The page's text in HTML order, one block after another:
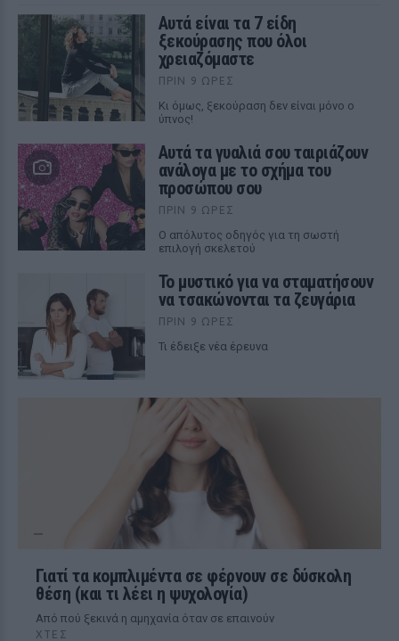
Αυτά είναι τα 7 είδη
ξεκούρασης που όλοι
χρειαζόμαστε
ΠΡΙΝ 9 ΏΡΕΣ
Κι όμως, ξεκούραση δεν είναι μόνο ο
ύπνος!
Αυτά τα γυαλιά σου ταιριάζουν
ανάλογα με το σχήμα του
προσώπου σου
ΠΡΙΝ 9 ΏΡΕΣ
Ο απόλυτος οδηγός για τη σωστή
επιλογή σκελετού
Το μυστικό για να σταματήσουν
να τσακώνονται τα ζευγάρια
ΠΡΙΝ 9 ΏΡΕΣ
Τι έδειξε νέα έρευνα
Γιατί τα κομπλιμέντα σε φέρνουν σε δύσκολη
θέση (και τι λέει η ψυχολογία)
Από πού ξεκινά η αμηχανία όταν σε επαινούν
ΧΤΕΣ